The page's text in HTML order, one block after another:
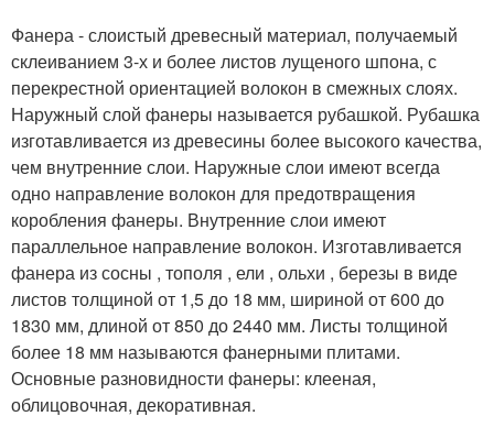
Фанера - слоистый древесный материал, получаемый
склеиванием 3-х и более листов лущеного шпона, с
перекрестной ориентацией волокон в смежных слоях.
Наружный слой фанеры называется рубашкой. Рубашка
изготавливается из древесины более высокого качества,
чем внутренние слои. Наружные слои имеют всегда
одно направление волокон для предотвращения
коробления фанеры. Внутренние слои имеют
параллельное направление волокон. Изготавливается
фанера из сосны , тополя , ели , ольхи , березы в виде
листов толщиной от 1,5 до 18 мм, шириной от 600 до
1830 мм, длиной от 850 до 2440 мм. Листы толщиной
более 18 мм называются фанерными плитами.
Основные разновидности фанеры: клееная,
облицовочная, декоративная.